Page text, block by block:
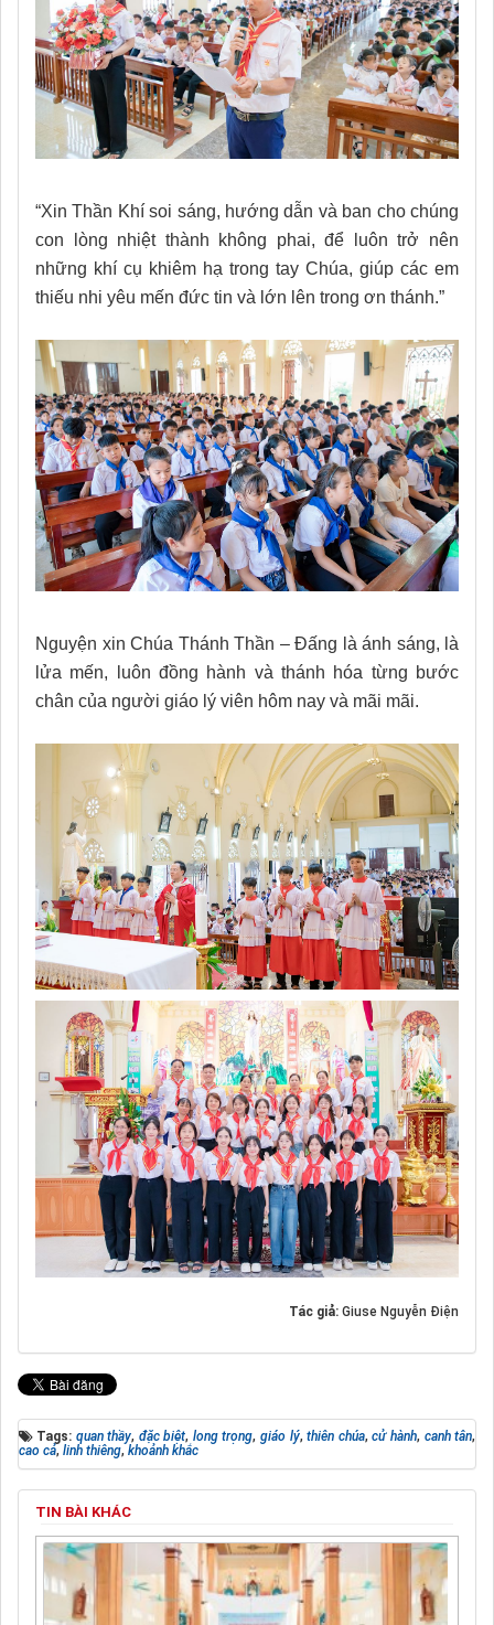
“Xin Thần Khí soi sáng, hướng dẫn và ban cho chúng
con lòng nhiệt thành không phai, để luôn trở nên
những khí cụ khiêm hạ trong tay Chúa, giúp các em
thiếu nhi yêu mến đức tin và lớn lên trong ơn thánh.”
Nguyện xin Chúa Thánh Thần – Đấng là ánh sáng, là
lửa mến, luôn đồng hành và thánh hóa từng bước
chân của người giáo lý viên hôm nay và mãi mãi.
Tác giả: Giuse Nguyễn Điện
Tags: quan thầy, đặc biệt, long trọng,giáo lý,thiên chúa,cử hành, canh tân,
cao cả, linh thiêng, khoảnh khắc
TIN BÀI KHÁC